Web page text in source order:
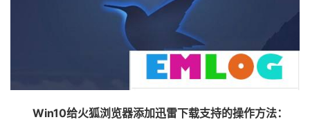
Win10给火狐浏览器添加迅雷下载支持的操作方法：